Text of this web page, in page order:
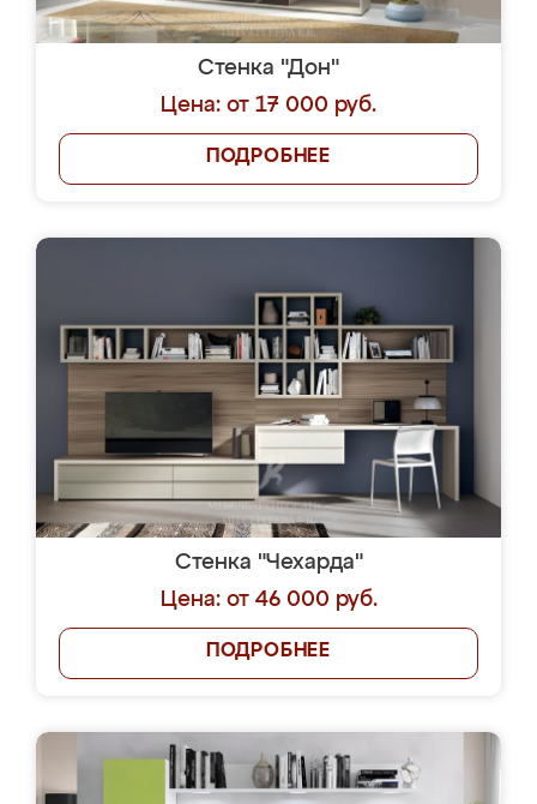
Стенка "Дон"
Цена: от 17 000 руб.
ПОДРОБНЕЕ
Стенка "Чехарда"
Цена: от 46 000 руб.
ПОДРОБНЕЕ